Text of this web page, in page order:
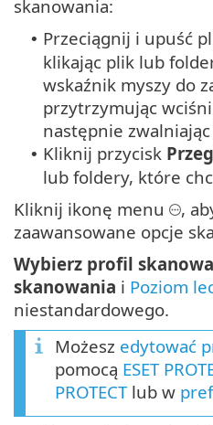
skanowania:
• Przeciągnij i upuść
klikając plik lub
wskaźnik myszy do
przytrzymując
następnie
• Kliknij przycisk
lub foldery, które
Kliknij ikonę menu
,
zaawansowane opcje
Wybierz profil
skanowania i Poziom
niestandardowego.
Możesz edytować
pomocą ESET
PROTECTlub w